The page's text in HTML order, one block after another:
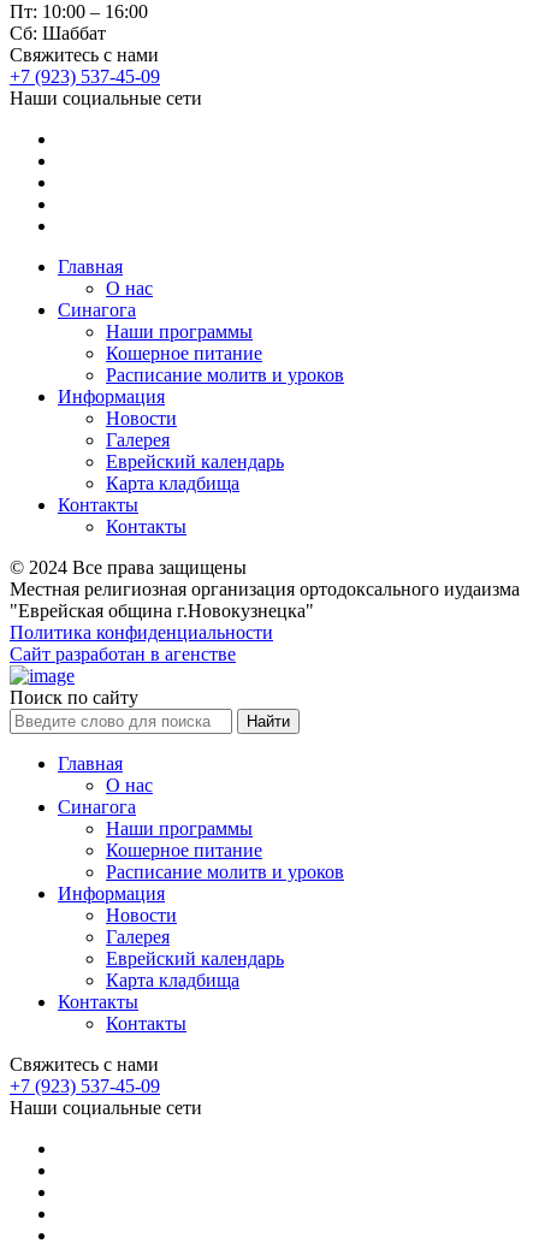
Пт: 10:00 – 16:00
Сб: Шаббат
Свяжитесь с нами
+7 (923) 537-45-09
Наши социальные сети
Главная
О нас
Синагога
Наши программы
Кошерное питание
Расписание молитв и уроков
Информация
Новости
Галерея
Еврейский календарь
Карта кладбища
Контакты
Контакты
© 2024 Все права защищены
Местная религиозная организация ортодоксального иудаизма
"Еврейская община г.Новокузнецка"
Политика конфиденциальности
Сайт разработан в агенстве
Поиск по сайту
Главная
О нас
Синагога
Наши программы
Кошерное питание
Расписание молитв и уроков
Информация
Новости
Галерея
Еврейский календарь
Карта кладбища
Контакты
Контакты
Свяжитесь с нами
+7 (923) 537-45-09
Наши социальные сети